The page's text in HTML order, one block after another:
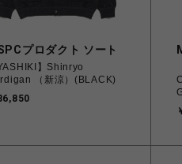
プロダクト ソート
YASHIKI】Shinryo
（新涼）(BLACK)